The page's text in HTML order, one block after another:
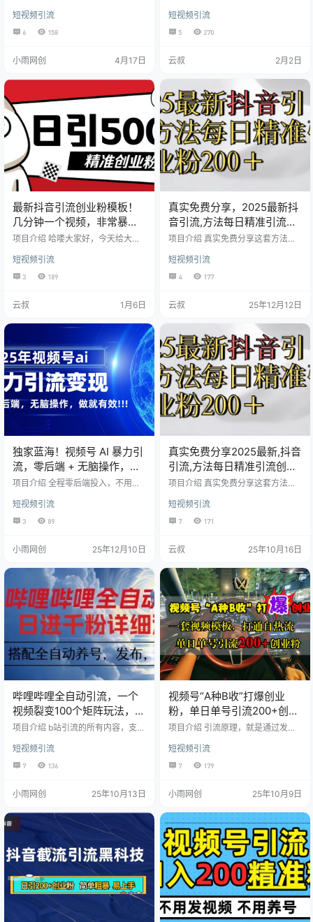
的答案都是在晚上，特别是睡觉
前。那么，在睡觉前这段时间里，
除了直播之外，大家最喜欢看哪些
食、喜剧搞笑、鸡汤和情感这四个
程，就是睡前四大流量赛道之一的
情感赛道 现代社会的人们面临着比
过去更强的压力，他们面对的生活
节奏加快、多样化的娱乐方式和网
络信息的便利，导致作息规律紊
乱，休息不…
短视频引流
6 158
小雨网创 4月17日
人习惯发布项目拆解、工具推荐、
副业分享类视频，然而这类内容在
抖音平台的流量表现并不理想。要
核监管十分严格，即便某条视频意
断层，这种不稳定的状态不仅难以
实现长效引流，还容易消磨创作者
的信心。 萝少在此分享一套目前抖
音上安全有效的创业粉引流方案。
这套方法操作极简，只需一张图片
搭配一…
短视频引流
5 270
云叔 2月2日
最新抖音引流创业粉模板！
几分钟一个视频，非常暴
力，小白直接可上手操作
项目介绍 哈喽大家好，今天给大家
粉， 几分钟一个视频， 非常暴力，
小白直接可上手操作! 引流才是王
道！有一种超牛的玩法，简单的 制
后导入私域开启变现之旅。别整那
单粗暴，还适合全网撒网。 别老沉
迷于学习各种理论，得实战起来，
成为真正的引流高手。变现途径超
多样，接广告、卖项目、 网盘拉
新、卖粉丝等等，只…
短视频引流
3 189
云叔 1月6日
真实免费分享，2025最新抖
音引流,方法每日精准引流创
业粉300＋
项目介绍 真实免费分享这套方法看
不需要拍视频也不需要露脸。 看完
少走弯路！！！我都会打包全部分
享出来！！！
短视频引流
4 177
云叔 25年12月12日
独家蓝海！视频号 AI 暴力引
流，零后端 + 无脑操作，蓝
海项目先做先赚！
项目介绍 全程零后端投入，不用懂
独家蓝海项目来了！纯傻瓜式操
作，跟着流程无脑执行就能出结
果，精准抓取潜在客户，流量变现
海赛道无内卷，新手也能秒上手，
时间，就能实现稳定引流，早入局
早抢占流量红利！ 课程目录 项日原
理 项日介绍 准备工作和项目实操
短视频引流
3 89
小雨网创 25年12月10日
真实免费分享2025最新,抖音
引流,方法每日精准引流创业
粉300＋
项目介绍 真实免费分享这套方法看
不需要拍视频也不需要露脸。 看完
少走弯路！！！我都会打包全部分
享出来！！！
短视频引流
7 171
云叔 25年10月16日
哔哩哔哩全自动引流，一个
视频裂变100个矩阵玩法，搭
配全自动养号，发布，监控
项目介绍 b站引流的所有内容，支持
推文。适合矩阵玩法，日发千个作
品轻轻松松 本教程主要包含了以下
几点 b站账号渠道和ip渠道 b站规则
含内部哔哩哔哩硬币购买渠道） b站
千粉账号自动回复设置引流的方法
如何用一个视频裂变出100个视频，
发到100个账号里面 作品自动发布
配置 作品实时流量和状态监控工
具…
短视频引流
7 136
小雨网创 25年10月13日
视频号“A种B收”打爆创业
粉，单日单号引流200+创业
粉，一套视频模板打通自热
项目介绍 引流原理，就是通过发布
频，故意制造焦虑，刺激赚钱欲
望。那些本来就想赚钱，但是没门
路的人整天想着怎么赚钱就很痛苦
生情绪共鸣，再配上简短的语言，
淫”，从而会去评论区进行评论或者
找路子、找项目。 这类视频之所以
能够深入人心，是因为它们从人性
的角度出发，满足了人们的情感需
求。洪…
短视频引流
7 179
小雨网创 25年10月9日